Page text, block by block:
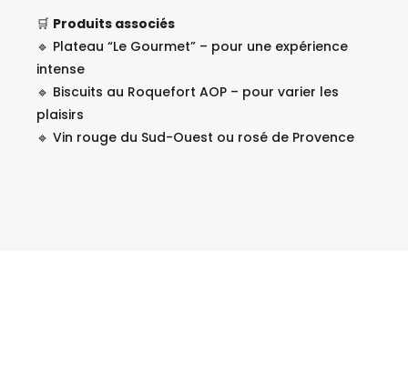
🛒 Produits associés
🔹 Plateau “Le Gourmet” – pour une expérience
intense
🔹 Biscuits au Roquefort AOP – pour varier les
plaisirs
🔹 Vin rouge du Sud-Ouest ou rosé de Provence